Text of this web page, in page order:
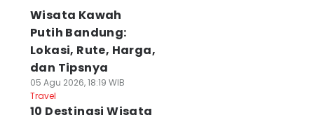
Wisata Kawah
Putih Bandung:
Lokasi, Rute, Harga,
dan Tipsnya
05 Agu 2026, 18:19 WIB
Travel
10 Destinasi Wisata